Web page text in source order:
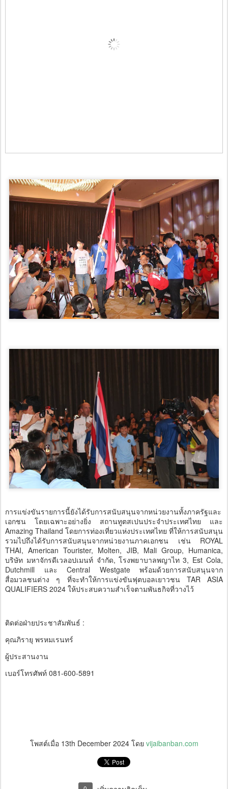
การแข่งขันรายการนี้ยังได้รับการสนับสนุนจากหน่วยงานทั้งภาครัฐและ
เอกชน โดยเฉพาะอย่างยิ่ง สถานทูตสเปนประจำประเทศไทย และ
Amazing Thailand โดยการท่องเที่ยวแห่งประเทศไทย ที่ให้การสนับสนุน
รวมไปถึงได้รับการสนับสนุนจากหน่วยงานภาคเอกชน เช่น ROYAL
THAI, American Tourister, Molten, JIB, Mali Group, Humanica,
บริษัท มหาจักรดีเวลอปเมนท์ จำกัด, โรงพยาบาลพญาไท 3, Est Cola,
Dutchmill และ Central Westgate พร้อมด้วยการสนับสนุนจาก
สื่อมวลชนต่าง ๆ ที่จะทำให้การแข่งขันฟุตบอลเยาวชน TAR ASIA
QUALIFIERS 2024 ให้ประสบความสำเร็จตามพันธกิจที่วางไว้
ติดต่อฝ่ายประชาสัมพันธ์ :
คุณภิรายุ พรหมเรนทร์
ผู้ประสานงาน
เบอร์โทรศัพท์ 081-600-5891
โพสต์เมื่อ 13th December 2024โดย vijaibanban.com